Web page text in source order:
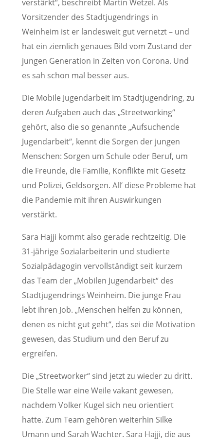
verstärkt“, beschreibt Martin Wetzel. Als
Vorsitzender des Stadtjugendrings in
Weinheim ist er landesweit gut vernetzt – und
hat ein ziemlich genaues Bild vom Zustand der
jungen Generation in Zeiten von Corona. Und
es sah schon mal besser aus.
Die Mobile Jugendarbeit im Stadtjugendring, zu
deren Aufgaben auch das „Streetworking“
gehört, also die so genannte „Aufsuchende
Jugendarbeit“, kennt die Sorgen der jungen
Menschen: Sorgen um Schule oder Beruf, um
die Freunde, die Familie, Konflikte mit Gesetz
und Polizei, Geldsorgen. All‘ diese Probleme hat
die Pandemie mit ihren Auswirkungen
verstärkt.
Sara Hajji kommt also gerade rechtzeitig. Die
31-jährige Sozialarbeiterin und studierte
Sozialpädagogin vervollständigt seit kurzem
das Team der „Mobilen Jugendarbeit“ des
Stadtjugendrings Weinheim. Die junge Frau
lebt ihren Job. „Menschen helfen zu können,
denen es nicht gut geht“, das sei die Motivation
gewesen, das Studium und den Beruf zu
ergreifen.
Die „Streetworker“ sind jetzt zu wieder zu dritt.
Die Stelle war eine Weile vakant gewesen,
nachdem Volker Kugel sich neu orientiert
hatte. Zum Team gehören weiterhin Silke
Umann und Sarah Wachter. Sara Hajji, die aus